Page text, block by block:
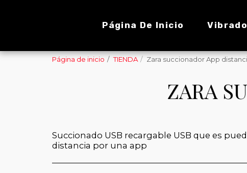
Página De Inicio
Página de inicio TIENDA Zara succionador App
ZARA
Succionado USB recargable USB que es
distancia por una app